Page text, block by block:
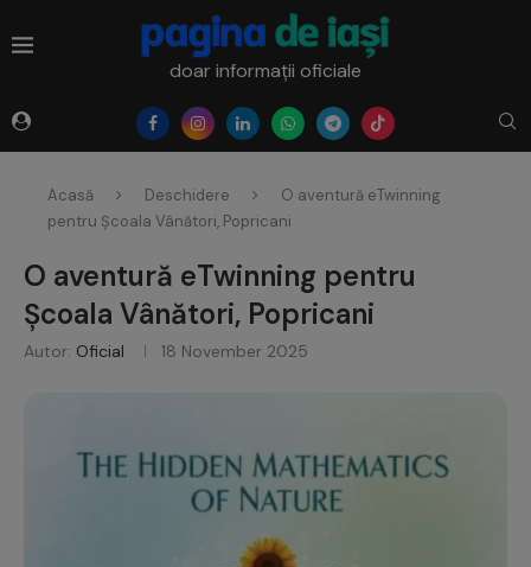
doar informații oficiale
Acasă Deschidere
O aventură eTwinning
pentru Școala Vânători, Popricani
O aventură eTwinning pentru
Școala Vânători, Popricani
Autor: Oficial 18 November 2025